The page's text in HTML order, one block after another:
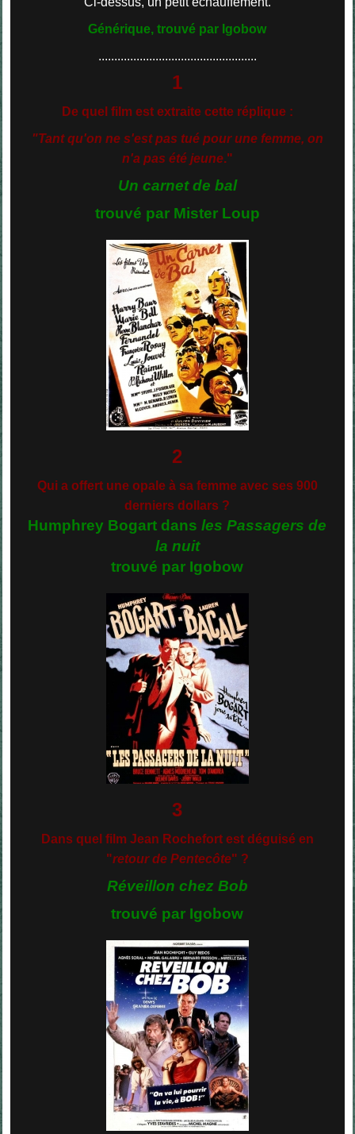
Générique, trouvé par Igobow
..................................................
1
De quel film est extraite cette réplique :
"Tant qu'on ne s'est pas tué pour une femme, on
n'a pas été jeune."
Un carnet de bal
trouvé par Mister Loup
2
Qui a offert une opale à sa femme avec ses 900
derniers dollars ?
Humphrey Bogart dansles Passagers de
la nuit
trouvé par Igobow
3
Dans quel film Jean Rochefort est déguisé en
"retour de Pentecôte" ?
Réveillon chez Bob
trouvé par Igobow